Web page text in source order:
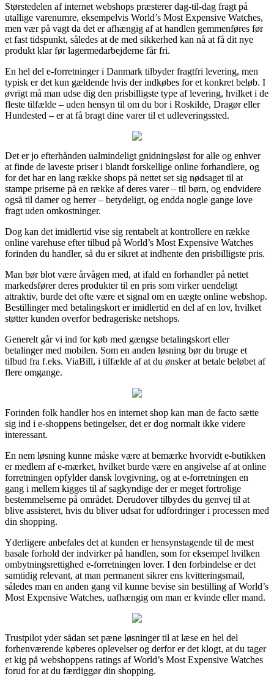
Størstedelen af internet webshops præsterer dag-til-dag fragt på
utallige varenumre, eksempelvis World’s Most Expensive Watches,
men vær på vagt da det er afhængig af at handlen gemmenføres før
et fast tidspunkt, således at de med sikkerhed kan nå at få dit nye
produkt klar før lagermedarbejderne får fri.
En hel del e-forretninger i Danmark tilbyder fragtfri levering, men
typisk er det kun gældende hvis der indkøbes for et konkret beløb. I
øvrigt må man udse dig den prisbilligste type af levering, hvilket i de
fleste tilfælde – uden hensyn til om du bor i Roskilde, Dragør eller
Hundested – er at få bragt dine varer til et udleveringssted.
Det er jo efterhånden ualmindeligt gnidningsløst for alle og enhver
at finde de laveste priser i blandt forskellige online forhandlere, og
for det har en lang række shops på nettet set sig nødsaget til at
stampe priserne på en række af deres varer – til børn, og endvidere
også til damer og herrer – betydeligt, og endda nogle gange love
fragt uden omkostninger.
Dog kan det imidlertid vise sig rentabelt at kontrollere en række
online varehuse efter tilbud på World’s Most Expensive Watches
forinden du handler, så du er sikret at indhente den prisbilligste pris.
Man bør blot være årvågen med, at ifald en forhandler på nettet
markedsfører deres produkter til en pris som virker uendeligt
attraktiv, burde det ofte være et signal om en uægte online webshop.
Bestillinger med betalingskort er imidlertid en del af en lov, hvilket
støtter kunden overfor bedrageriske netshops.
Generelt går vi ind for køb med gængse betalingskort eller
betalinger med mobilen. Som en anden løsning bør du bruge et
tilbud fra f.eks. ViaBill, i tilfælde af at du ønsker at betale beløbet af
flere omgange.
Forinden folk handler hos en internet shop kan man de facto sætte
sig ind i e-shoppens betingelser, det er dog normalt ikke videre
interessant.
En nem løsning kunne måske være at bemærke hvorvidt e-butikken
er medlem af e-mærket, hvilket burde være en angivelse af at online
forretningen opfylder dansk lovgivning, og at e-forretningen en
gang i mellem kigges til af sagkyndige der er meget fortrolige
bestemmelserne på området. Derudover tilbydes du genvej til at
blive assisteret, hvis du bliver udsat for udfordringer i processen med
din shopping.
Yderligere anbefales det at kunden er hensynstagende til de mest
basale forhold der indvirker på handlen, som for eksempel hvilken
ombytningsrettighed e-forretningen lover. I den forbindelse er det
samtidig relevant, at man permanent sikrer ens kvitteringsmail,
således man en anden gang vil kunne bevise sin bestilling af World’s
Most Expensive Watches, uafhængig om man er kvinde eller mand.
Trustpilot yder sådan set pæne løsninger til at læse en hel del
forhenværende køberes oplevelser og derfor er det klogt, at du tager
et kig på webshoppens ratings af World’s Most Expensive Watches
forud for at du færdiggør din shopping.